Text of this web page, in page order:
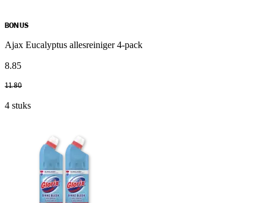
BONUS
Ajax Eucalyptus allesreiniger 4-pack
8.85
11.80
4 stuks